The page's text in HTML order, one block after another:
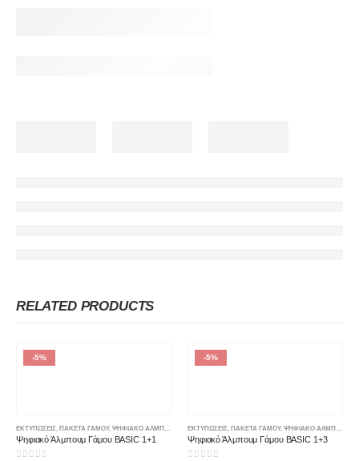
RELATED PRODUCTS
-5%
ΕΚΤΥΠΏΣΕΙΣ, ΠΑΚΈΤΑ ΓΆΜΟΥ, ΨΗΦΙΑΚΌ ΆΛΜΠΟΥΜ
Ψηφιακό Άλμπουμ Γάμου BASIC 1+1
-5%
ΕΚΤΥΠΏΣΕΙΣ, ΠΑΚΈΤΑ ΓΆΜΟΥ, ΨΗΦΙΑΚΌ ΆΛΜΠΟΥΜ
Ψηφιακό Άλμπουμ Γάμου BASIC 1+3